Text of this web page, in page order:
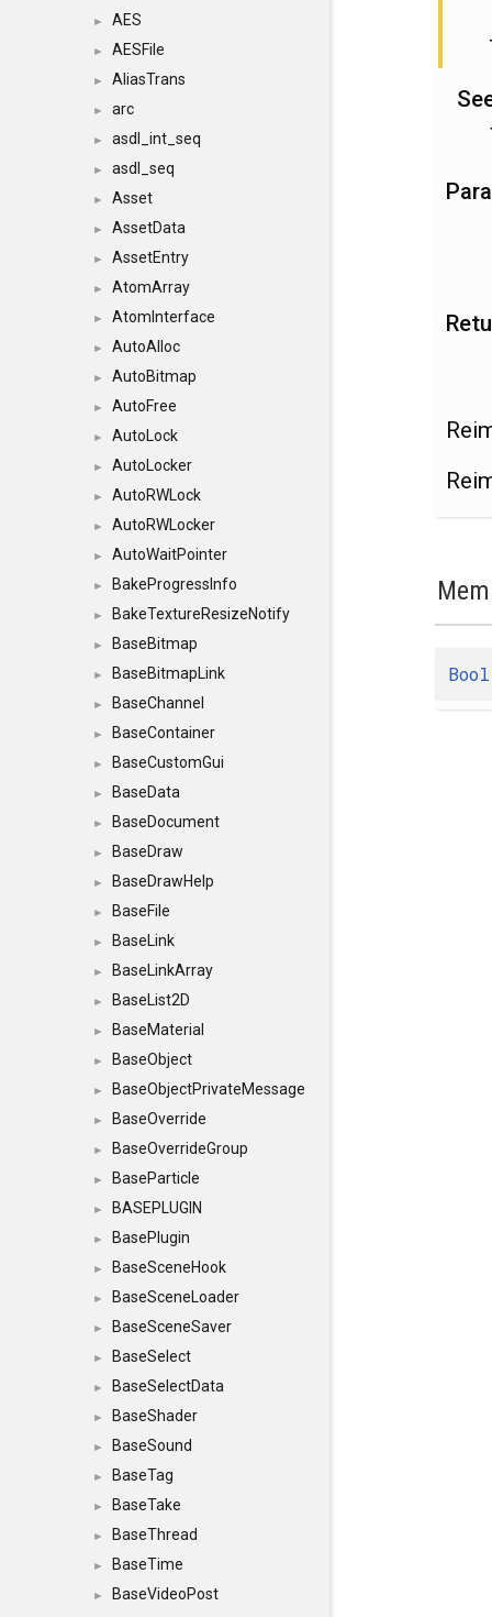
► AES
► AESFile
► AliasTrans
► arc
► asdl_int_seq
► asdl_seq
► Asset
► AssetData
► AssetEntry
► AtomArray
► AtomInterface
► AutoAlloc
► AutoBitmap
► AutoFree
► AutoLock
► AutoLocker
► AutoRWLock
► AutoRWLocker
► AutoWaitPointer
► BakeProgressInfo
► BakeTextureResizeNotify
► BaseBitmap
► BaseBitmapLink
► BaseChannel
► BaseContainer
► BaseCustomGui
► BaseData
► BaseDocument
► BaseDraw
► BaseDrawHelp
► BaseFile
► BaseLink
► BaseLinkArray
► BaseList2D
► BaseMaterial
► BaseObject
► BaseObjectPrivateMessage
► BaseOverride
► BaseOverrideGroup
► BaseParticle
► BASEPLUGIN
► BasePlugin
► BaseSceneHook
► BaseSceneLoader
► BaseSceneSaver
► BaseSelect
► BaseSelectData
► BaseShader
► BaseSound
► BaseTag
► BaseTake
► BaseThread
► BaseTime
►
BaseVideoPost
Bool